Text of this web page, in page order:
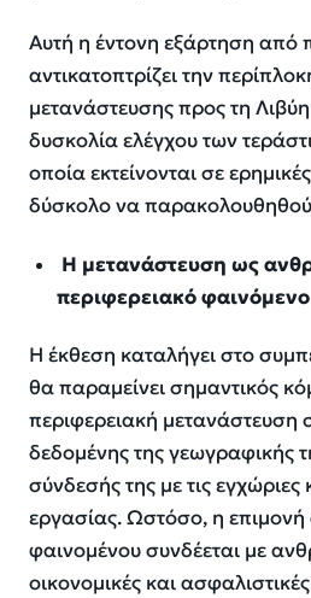
Αυτή η έντονη εξάρτηση από
αντικατοπτρίζει την
μετανάστευσης προς τη
δυσκολία ελέγχου των
οποία εκτείνονται σε
δύσκολο να
Η μετανάστευση ως
περιφερειακό φαινόμενο
Η έκθεση καταλήγει στο
θα παραμείνει σημαντικός
περιφερειακή μετανάστευση
δεδομένης της γεωγραφικής
σύνδεσής της με τις εγχώριες
εργασίας. Ωστόσο, η επιμονή
φαινομένου συνδέεται με
οικονομικές και